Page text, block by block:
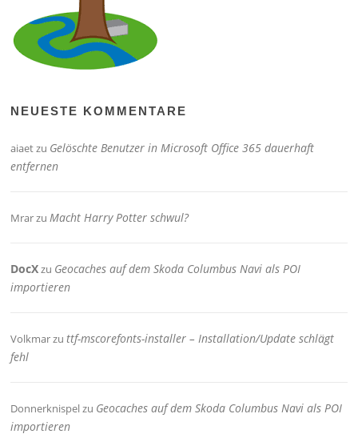
NEUESTE KOMMENTARE
aiaetzu Gelöschte Benutzer in Microsoft Office 365 dauerhaft
entfernen
MrarzuMacht Harry Potter schwul?
DocXzu Geocaches auf dem Skoda Columbus Navi als POI
importieren
Volkmarzuttf-mscorefonts-installer – Installation/Update schlägt
fehl
Donnerknispelzu Geocaches auf dem Skoda Columbus Navi als POI
importieren